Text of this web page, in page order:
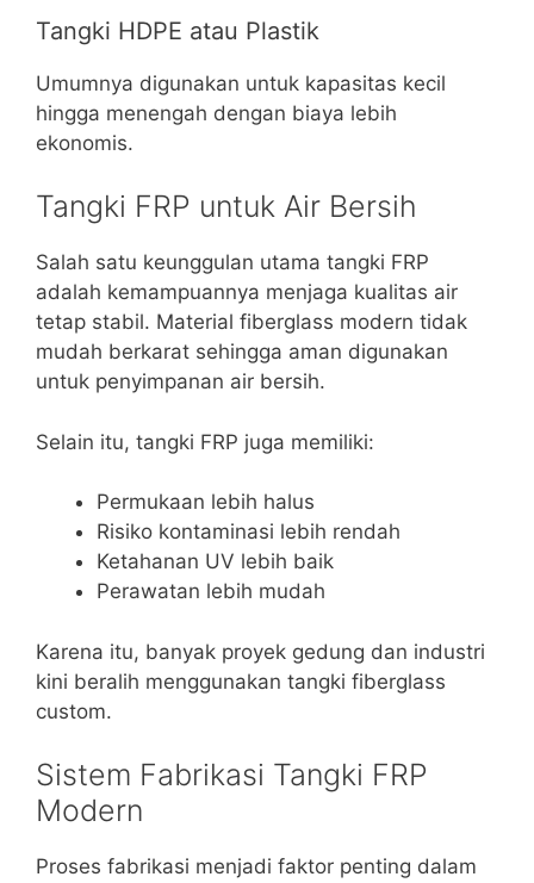
Tangki HDPE atau Plastik
Umumnya digunakan untuk kapasitas kecil
hingga menengah dengan biaya lebih
ekonomis.
Tangki FRP untuk Air Bersih
Salah satu keunggulan utama tangki FRP
adalah kemampuannya menjaga kualitas air
tetap stabil. Material fiberglass modern tidak
mudah berkarat sehingga aman digunakan
untuk penyimpanan air bersih.
Selain itu, tangki FRP juga memiliki:
Permukaan lebih halus
Risiko kontaminasi lebih rendah
Ketahanan UV lebih baik
Perawatan lebih mudah
Karena itu, banyak proyek gedung dan industri
kini beralih menggunakan tangki fiberglass
custom.
Sistem Fabrikasi Tangki FRP
Modern
Proses fabrikasi menjadi faktor penting dalam